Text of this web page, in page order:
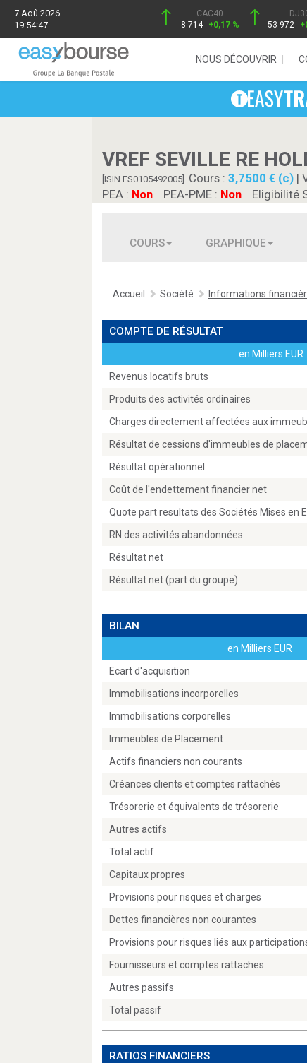
7 Aoû 2026
19:54:47
CAC40
8 714 +0,17 %
53 972
NOUS DÉCOUVRIR
VREF SEVILLE RE
[ISIN ES0105492005] Cours : 3,7500 € (c) |
PEA : Non PEA-PME : Non Eligibilité
COURS GRAPHIQUE
Accueil Société Informations
COMPTE DE RÉSULTAT
en Milliers EUR
Revenus locatifs bruts
Produits des activités ordinaires
Charges directement affectées aux
Résultat de cessions d'immeubles de
Résultat opérationnel
Coût de l'endettement financier net
Quote part resultats des Sociétés Mises en
RN des activités abandonnées
Résultat net
Résultat net (part du groupe)
BILAN
en Milliers EUR
Ecart d'acquisition
Immobilisations incorporelles
Immobilisations corporelles
Immeubles de Placement
Actifs financiers non courants
Créances clients et comptes rattachés
Trésorerie et équivalents de trésorerie
Autres actifs
Total actif
Capitaux propres
Provisions pour risques et charges
Dettes financières non courantes
Provisions pour risques liés aux
Fournisseurs et comptes rattaches
Autres passifs
Total passif
RATIOS FINANCIERS